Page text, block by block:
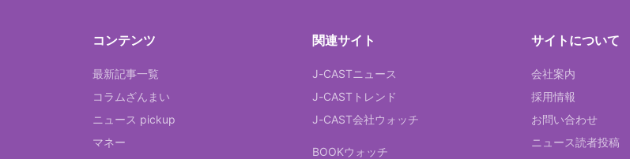
コンテンツ
最新記事一覧
コラムざんまい
ニュース pickup
マネー
関連サイト
J-CASTニュース
J-CASTトレンド
J-CAST会社ウォッチ
BOOKウォッチ
サイトについて
会社案内
採用情報
お問い合わせ
ニュース読者投稿